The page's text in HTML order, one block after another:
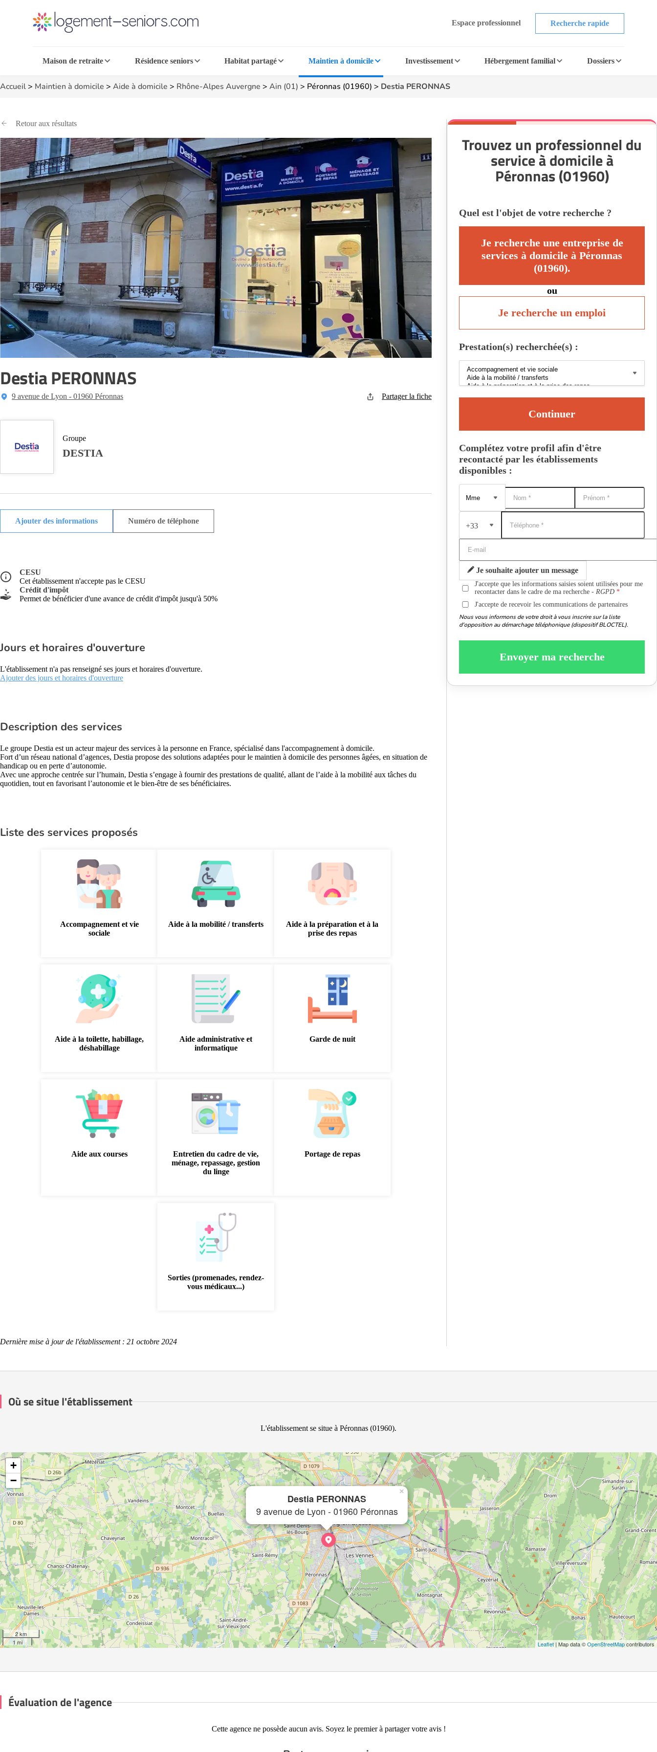
Espace professionnel Recherche rapide
Maison de retraite Résidence seniors Habitat partagé Maintien à domicile Investissement Hébergement familial Dossiers
Accueil> Maintien à domicile > Aide à domicile > Rhône-Alpes Auvergne > Ain (01) > Péronnas (01960) > Destia PERONNAS
Retour aux résultats
Destia PERONNAS
9 avenue de Lyon - 01960 Péronnas Partager la fiche
Groupe
DESTIA
Ajouter des informations Numéro de téléphone
CESU
Cet établissement n'accepte pas le CESU
Crédit d'impôt
Permet de bénéficier d'une avance de crédit d'impôt jusqu'à 50%
Jours et horaires d'ouverture
L'établissement n'a pas renseigné ses jours et horaires d'ouverture.
Ajouter des jours et horaires d'ouverture
Description des services
Le groupe Destia est un acteur majeur des services à la personne en France, spécialisé dans l'accompagnement à domicile.
Fort d’un réseau national d’agences, Destia propose des solutions adaptées pour le maintien à domicile des personnes âgées, en situation de
handicap ou en perte d’autonomie.
Avec une approche centrée sur l’humain, Destia s’engage à fournir des prestations de qualité, allant de l’aide à la mobilité aux tâches du
quotidien, tout en favorisant l’autonomie et le bien-être de ses bénéficiaires.
Liste des services proposés
Accompagnement et vie
sociale
Aide à la mobilité / transferts
Aide à la préparation et à la
prise des repas
Aide à la toilette, habillage,
déshabillage
Aide administrative et
informatique
Garde de nuit
Aide aux courses
Entretien du cadre de vie,
ménage, repassage, gestion
du linge
Portage de repas
Sorties (promenades, rendez-
vous médicaux...)
Dernière mise à jour de l'établissement : 21 octobre 2024
Trouvez un professionnel du
service à domicile à
Péronnas (01960)
Quel est l'objet de votre recherche ?
Je recherche une entreprise de
services à domicile à Péronnas
(01960).
ou
Je recherche un emploi
Prestation(s) recherchée(s) :
Continuer
Complétez votre profil afin d'être
recontacté par les établissements
disponibles :
+33
Je souhaite ajouter un message
J'accepte que les informations saisies soient utilisées pour me
recontacter dans le cadre de ma recherche -RGPD
J'accepte de recevoir les communications de partenaires
Nous vous informons de votre droit à vous inscrire sur la liste
d'opposition au démarchage téléphonique (dispositif BLOCTEL).
Envoyer ma recherche
Où se situe l'établissement
L'établissement se situe à Péronnas (01960).
Destia PERONNAS
9 avenue de Lyon - 01960 Péronnas
×
+
−
2 km
1 mi
Leaflet | Map data ©OpenStreetMapcontributors
Évaluation de l'agence
Cette agence ne possède aucun avis. Soyez le premier à partager votre avis !